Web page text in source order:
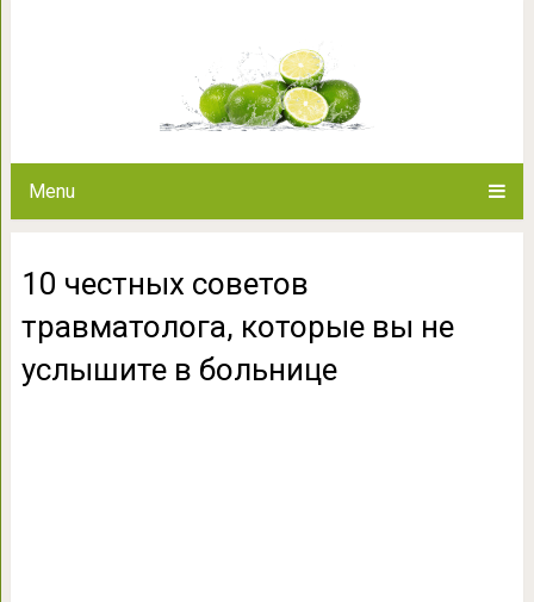
Menu
10 честных советов
травматолога, которые вы не
услышите в больнице